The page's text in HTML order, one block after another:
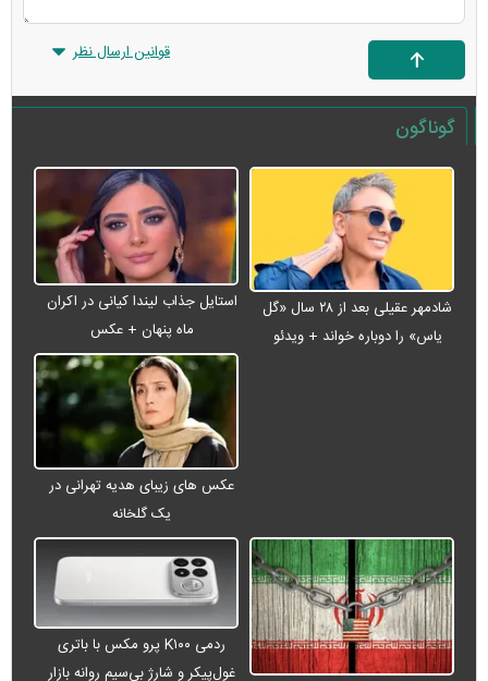
قوانین ارسال نظر
گوناگون
شادمهر عقیلی بعد از ۲۸ سال «گل
یاس» را دوباره خواند + ویدئو
استایل جذاب لیندا کیانی در اکران
ماه پنهان + عکس
عکس های زیبای هدیه تهرانی در
یک گلخانه
ردمی K۱۰۰ پرو مکس با باتری
غول‌پیکر و شارژ بی‌سیم روانه بازار